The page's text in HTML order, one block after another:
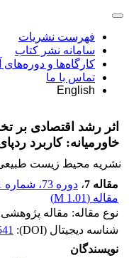
فهرست نشریات
سامانه نشر کتاب
کارگاه‌ها و
تماس با ما
English
اثر رشد اقتصادی
خاورمیانه: کاربرد
نشریه محیط زیست
مقاله 7
، دوره 73، شماره 1
مقاله (1.01 M
)
نوع مقاله: مقاله پژوهشی
شناسه دیجیتال (DOI):
نویسندگان